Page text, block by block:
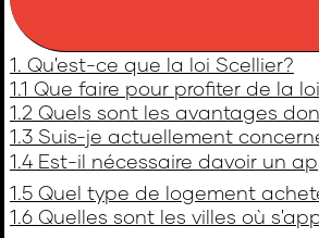
1. Qu'est-ce que la loi Scellier?
1.1 Que faire pour profiter de la
1.2 Quels sont les avantages
1.3 Suis-je actuellement
1.4 Est-il nécessaire davoir un
1.5 Quel type de logement
1.6 Quelles sont les villes où